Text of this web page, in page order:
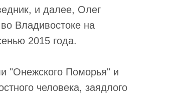
и далее, Олег
Владивостоке на
2015 года.
"Онежского Поморья" и
человека, заядлого